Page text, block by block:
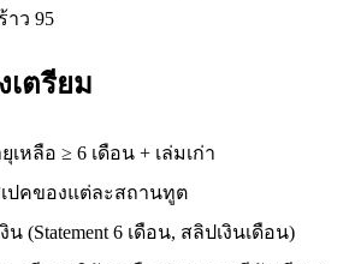
ว 95
เตรียม
หลือ ≥ 6 เดือน + เล่มเก่า
ปคของแต่ละสถานทูต
น (Statement 6 เดือน, สลิปเงินเดือน)